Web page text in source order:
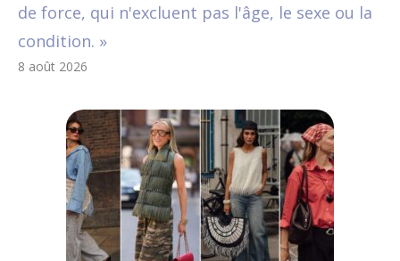
de force, qui n'excluent pas l'âge, le sexe ou la
condition. »
8 août 2026